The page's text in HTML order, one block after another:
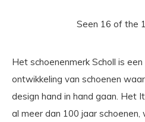
Seen 16 of the
Het schoenenmerk Scholl is
ontwikkeling van schoenen
design hand in hand gaan. Het
al meer dan 100 jaar